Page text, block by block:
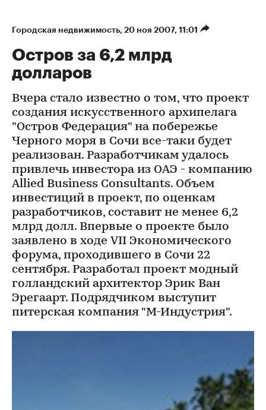
Городская недвижимость⁠, 20 ноя 2007, 11:01
Остров за 6,2 млрд
долларов
Вчера стало известно о том, что проект
создания искусственного архипелага
"Остров Федерация" на побережье
Черного моря в Сочи все-таки будет
реализован. Разработчикам удалось
привлечь инвестора из ОАЭ - компанию
Allied Business Consultants. Объем
инвестиций в проект, по оценкам
разработчиков, составит не менее 6,2
млрд долл. Впервые о проекте было
заявлено в ходе VII Экономического
форума, проходившего в Сочи 22
сентября. Разработал проект модный
голландский архитектор Эрик Ван
Эрегаарт. Подрядчиком выступит
питерская компания "М-Индустрия".